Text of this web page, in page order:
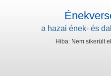
a hazai ének- és
Hiba: Nem sikerült